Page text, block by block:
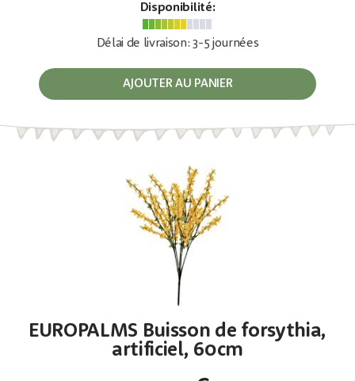
Disponibilité:
Délai de livraison: 3-5 journées
AJOUTER AU PANIER
EUROPALMS Buisson de forsythia,
artificiel, 60cm